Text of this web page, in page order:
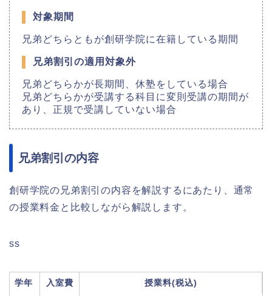
対象期間
兄弟どちらともが創研学院に在籍している期間
兄弟割引の適用対象外
兄弟どちらかが長期間、休塾をしている場合
兄弟どちらかが受講する科目に変則受講の期間が
あり、正規で受講していない場合
兄弟割引の内容
創研学院の兄弟割引の内容を解説するにあたり、通常
の授業料金と比較しながら解説します。
ss
学年 入室費 授業料(税込)